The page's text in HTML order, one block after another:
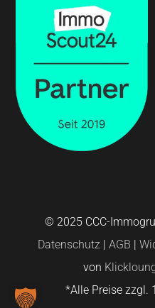
© 2025 CCC-
Datenschutz |AGB |
von
*Alle Preise zzgl.